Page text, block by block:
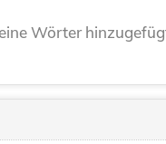
Wörter